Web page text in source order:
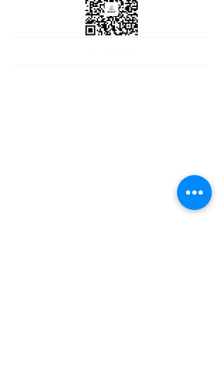
权负责运营管控。爱瑞航空本身不持有或运营
爱瑞航空